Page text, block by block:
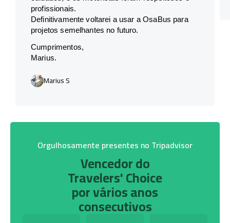
profissionais.
Definitivamente voltarei a usar a OsaBus para
projetos semelhantes no futuro.
Cumprimentos,
Marius.
Marius S
Orgulhosamente presentes no Tripadvisor
Vencedor do
Travelers' Choice
por vários anos
consecutivos